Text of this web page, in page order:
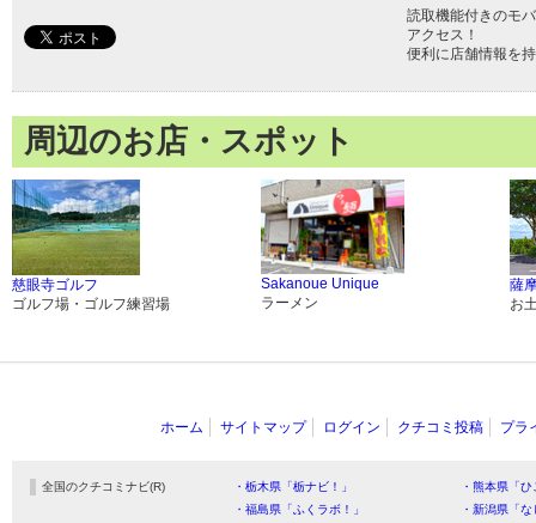
読取機能付きのモ
アクセス！
便利に店舗情報を
周辺のお店・スポット
慈眼寺ゴルフ
ゴルフ場・ゴルフ練習場
Sakanoue Unique
ラーメン
薩
お
ホーム サイトマップ ログイン クチコミ投稿 プラ
全国のクチコミナビ(R) ・栃木県「栃ナビ！」
・熊本県「
・福島県「ふくラボ！」
・新潟県「